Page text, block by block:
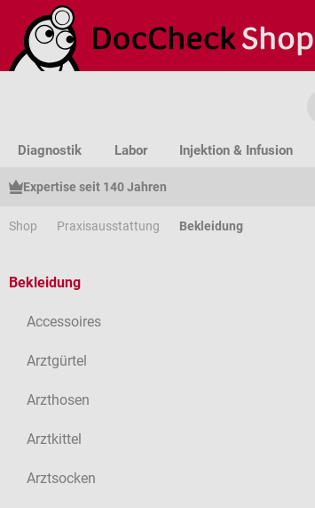
Hauptinhalt springen
Zur Suche springen
Zur Hauptnavigation springen
Diagnostik Labor Injektion & Infusion
Expertise seit 140 Jahren
Shop Praxisausstattung Bekleidung
Bekleidung
Accessoires
Arztgürtel
Arzthosen
Arztkittel
Arztsocken